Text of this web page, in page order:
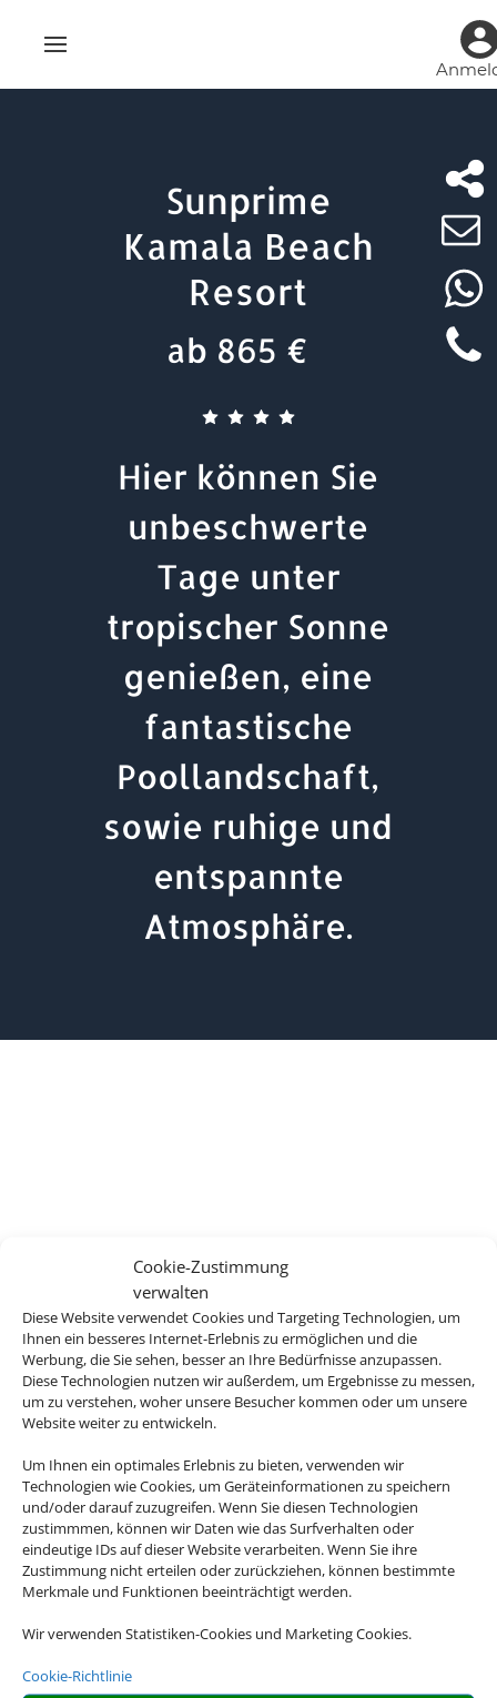
Cookie-Zustimmung
verwalten
Diese Website verwendet Cookies und Targeting Technologien, um
Ihnen ein besseres Internet-Erlebnis zu ermöglichen und die
Werbung, die Sie sehen, besser an Ihre Bedürfnisse anzupassen.
Diese Technologien nutzen wir außerdem, um Ergebnisse zu messen,
um zu verstehen, woher unsere Besucher kommen oder um unsere
Website weiter zu entwickeln.
Um Ihnen ein optimales Erlebnis zu bieten, verwenden wir
Technologien wie Cookies, um Geräteinformationen zu speichern
und/oder darauf zuzugreifen. Wenn Sie diesen Technologien
zustimmmen, können wir Daten wie das Surfverhalten oder
eindeutige IDs auf dieser Website verarbeiten. Wenn Sie ihre
Zustimmung nicht erteilen oder zurückziehen, können bestimmte
Merkmale und Funktionen beeinträchtigt werden.
Wir verwenden Statistiken-Cookies und Marketing Cookies.
Cookie-Richtlinie
Sunprime
Kamala Beach
Resort
ab 865 €
Hier können Sie
unbeschwerte
Tage unter
tropischer Sonne
genießen, eine
fantastische
Poollandschaft,
sowie ruhige und
entspannte
Atmosphäre.